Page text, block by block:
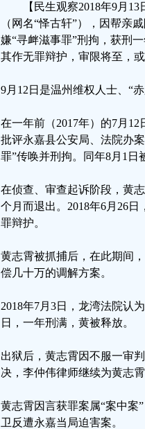
【民生观察2018年9月
（网名“怿古轩”），因帮亲
嫌“寻衅滋事罪”刑拘，获刑
其作无罪辩护，审限将至，
9月12日是温州维权人士、“
在一年前（2017年）的7月
批评永嘉县公安局、法院办
罪”传唤并刑拘。同年8月1日
在侦查、审查起诉阶段，黄
个月而退出。2018年6月26
罪辩护。
黄志霄被抓捕后，在此期间
偿几十万的调解方案。
2018年7月3日，龙湾法院认
日，一年刑满，黄被释放。
出狱后，黄志霄因不服一审
决，李仲伟律师继续为黄志
黄志霄因言获罪案属“案中案
卫反遭永嘉当局迫害案。